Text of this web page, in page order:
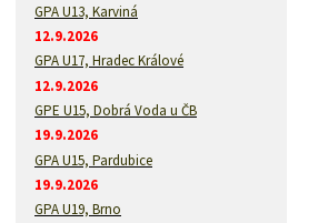
GPA U13, Karviná
12.9.2026
GPA U17, Hradec Králové
12.9.2026
GPE U15, Dobrá Voda u ČB
19.9.2026
GPA U15, Pardubice
19.9.2026
GPA U19, Brno